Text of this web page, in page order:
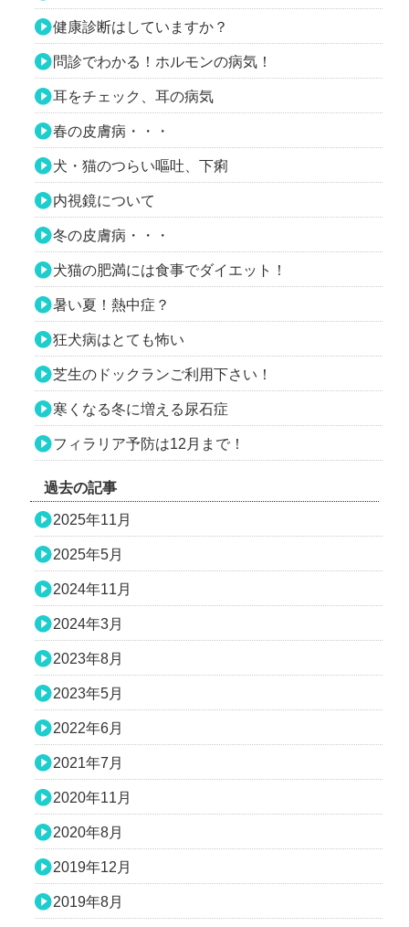
健康診断はしていますか？
問診でわかる！ホルモンの病気！
耳をチェック、耳の病気
春の皮膚病・・・
犬・猫のつらい嘔吐、下痢
内視鏡について
冬の皮膚病・・・
犬猫の肥満には食事でダイエット！
暑い夏！熱中症？
狂犬病はとても怖い
芝生のドックランご利用下さい！
寒くなる冬に増える尿石症
フィラリア予防は12月まで！
過去の記事
2025年11月
2025年5月
2024年11月
2024年3月
2023年8月
2023年5月
2022年6月
2021年7月
2020年11月
2020年8月
2019年12月
2019年8月